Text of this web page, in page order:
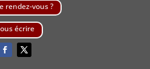
rendez-vous ?
écrire